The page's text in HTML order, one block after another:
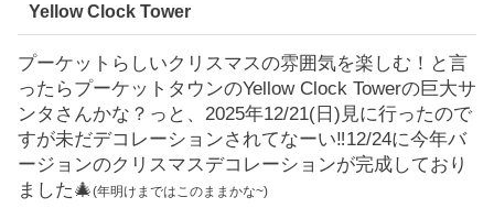
Yellow Clock Tower
プーケットらしいクリスマスの雰囲気を楽しむ！と言
ったらプーケットタウンのYellow Clock Towerの巨大サ
ンタさんかな？っと、2025年12/21(日)見に行ったので
すが未だデコレーションされてなーい‼12/24に今年バ
ージョンのクリスマスデコレーションが完成しており
ました🎄(年明けまではこのままかな~)